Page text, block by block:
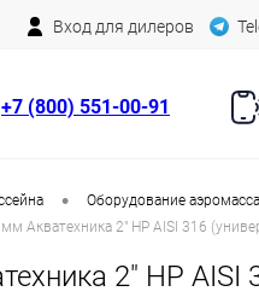
Вход для дилеров
+7 (800) 551-00-91
• Оборудование
Акватехника 2" НР AISI 316
2" НР AISI